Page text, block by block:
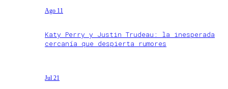
Ago 11
Katy Perry y Justin Trudeau: la inesperada
cercanía que despierta rumores
Jul 21